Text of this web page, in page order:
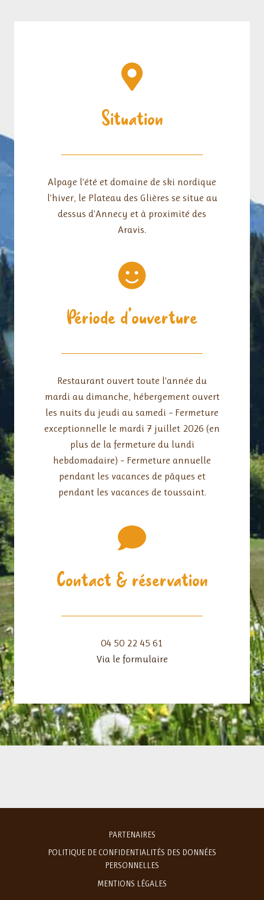
Situation
Alpage l’été et domaine de ski nordique
l’hiver, le Plateau des Glières se situe au
dessus d’Annecy et à proximité des
Aravis.
Période d’ouverture
Restaurant ouvert toute l’année du
mardi au dimanche, hébergement ouvert
les nuits du jeudi au samedi – Fermeture
exceptionnelle le mardi 7 juillet 2026 (en
plus de la fermeture du lundi
hebdomadaire) – Fermeture annuelle
pendant les vacances de pâques et
pendant les vacances de toussaint.
Contact & réservation
04 50 22 45 61
Via le formulaire
PARTENAIRES
POLITIQUE DE CONFIDENTIALITÉS DES DONNÉES
PERSONNELLES
MENTIONS LÉGALES